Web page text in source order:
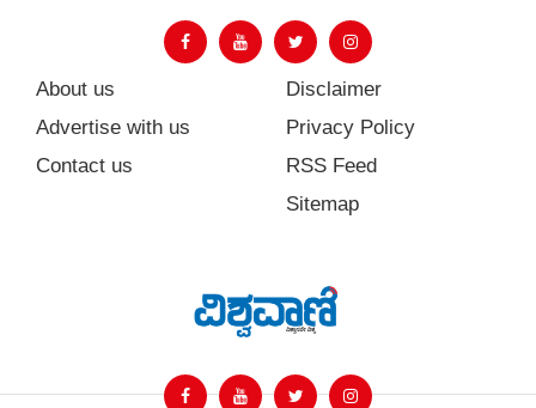
About us
Advertise with us
Contact us
Disclaimer
Privacy Policy
RSS Feed
Sitemap